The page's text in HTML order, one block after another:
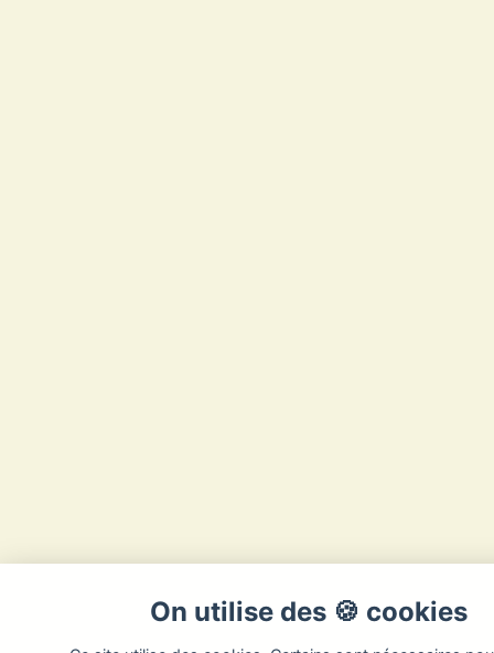
On utilise des 🍪 cookies